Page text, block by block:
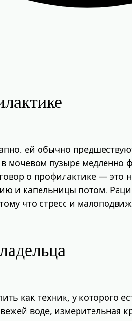
ей обычно
мочевом пузыре медленно
о профилактике — это
и капельницы потом.
что стресс и
как техник, у которого
воде, измерительная